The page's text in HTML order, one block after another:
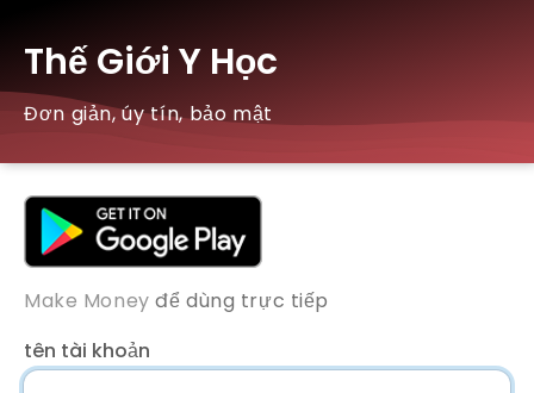
Thế Giới Y Học
Đơn giản, úy tín, bảo mật
Make Money để dùng trực tiếp
tên tài khoản